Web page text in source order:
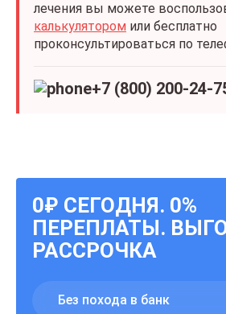
лечения вы можете
калькулятором или бесплатно
проконсультироваться по
+7 (800) 200-24-
0₽ СЕГОДНЯ. 0%
ПЕРЕПЛАТЫ.
РАССРОЧКА
Без похода в банк